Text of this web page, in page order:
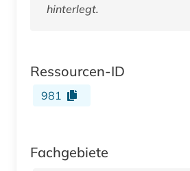
hinterlegt.
Ressourcen-ID
981
Fachgebiete